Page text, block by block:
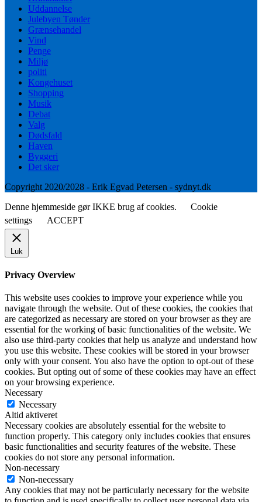
Uddannelse
Julebyen Tønder
Grænsehandel
Vind
Penge
Miljø
politi
Kongehuset
Shopping
Musik
Debat
Valg
Dødsfald
Haven
Byggeri
Det sker
Copyright 2020/2028 - Erik Egvad Petersen - sydnyt.dk
Denne hjemmeside gør IKKE brug af cookies.
Cookie
settings
ACCEPT
Luk
Privacy Overview
This website uses cookies to improve your experience while you
navigate through the website. Out of these cookies, the cookies that
are categorized as necessary are stored on your browser as they are
essential for the working of basic functionalities of the website. We
also use third-party cookies that help us analyze and understand how
you use this website. These cookies will be stored in your browser
only with your consent. You also have the option to opt-out of these
cookies. But opting out of some of these cookies may have an effect
on your browsing experience.
Necessary
Necessary
Altid aktiveret
Necessary cookies are absolutely essential for the website to
function properly. This category only includes cookies that ensures
basic functionalities and security features of the website. These
cookies do not store any personal information.
Non-necessary
Non-necessary
Any cookies that may not be particularly necessary for the website